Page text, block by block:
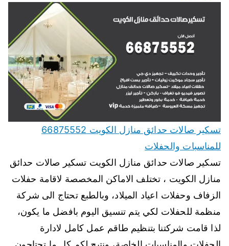
تسكير صالات حدائق منازل الكويت 66875552
للمناسبات والحفلات
تسكير صالات حدائق منازل الكويت تسكير صالات حدائق
منازل الكويت ، تختلف الاماكن المخصصة لاقامة حفلات
الزفاف وحفلات اعياد الميلاد، وبالطبع تحتاج الى شركة
منظمة للحفلات لكي يتم تنسيق اليوم بافضل ما يكون،
لذا قامت شركتنا بتنظيم طاقم عمل كامل لادارة